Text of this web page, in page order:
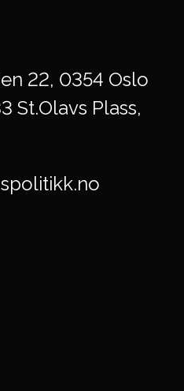
22, 0354 Oslo
St.Olavs Plass,